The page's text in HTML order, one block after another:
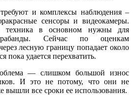
и комплексы наблюдения –
сенсоры и видеокамеры.
техника в основном нужны для
Сейчас по оценкам
лесную границу попадает около
пока удается перехватить.
— слишком большой износ
И это не потому, что они не
вышли все сроки ее использования.